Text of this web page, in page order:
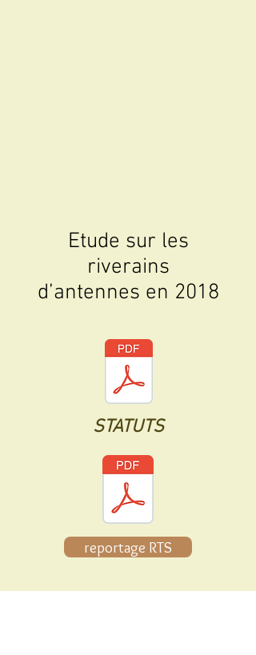
Etude sur les
riverains
d’antennes en 2018
STATUTS
reportage RTS